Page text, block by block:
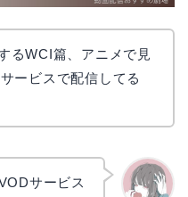
るWCI篇、アニメで見
ービスで配信してる
サービス